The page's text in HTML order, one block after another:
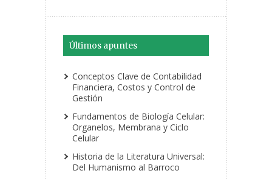
Últimos apuntes
Conceptos Clave de Contabilidad
Financiera, Costos y Control de
Gestión
Fundamentos de Biología Celular:
Organelos, Membrana y Ciclo
Celular
Historia de la Literatura Universal:
Del Humanismo al Barroco